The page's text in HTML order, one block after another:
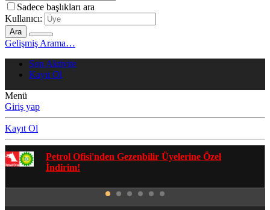
Sadece başlıkları ara
Kullanıcı:
Ara
Gelişmiş Arama…
Son Aktivite
Kayıt Ol
Menü
Giriş yap
Kayıt Ol
Gezenbilir Whatsapp Grupları'na Katılmak İçin
Tıklayın